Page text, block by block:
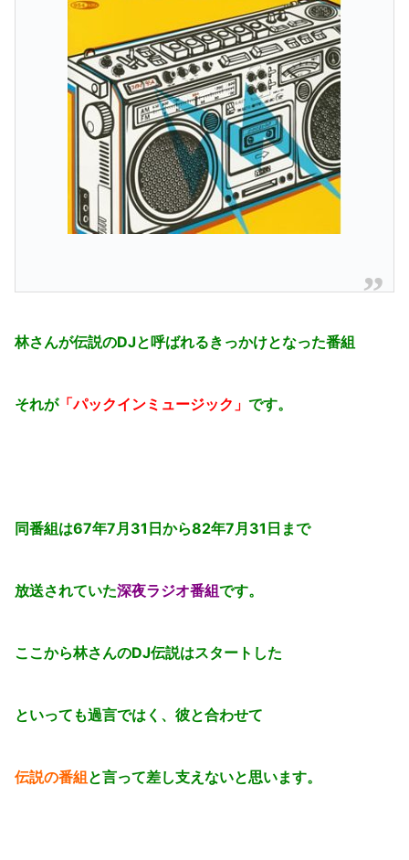
林さんが伝説のDJと呼ばれるきっかけとなった番組
それが「パックインミュージック」 です。
同番組は67年7月31日から82年7月31日まで
放送されていた深夜ラジオ番組です。
ここから林さんのDJ伝説はスタートした
といっても過言ではく、彼と合わせて
伝説の番組と言って差し支えないと思います。